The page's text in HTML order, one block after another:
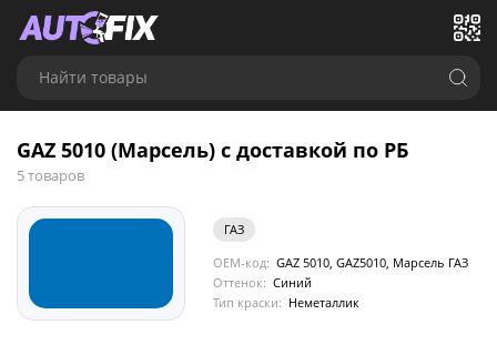
Найти товары
GAZ 5010 (Марсель) с доставкой по РБ
5 товаров
ГАЗ
OEM-код: GAZ 5010, GAZ5010, Марсель ГАЗ
Оттенок: Синий
Тип краски: Неметаллик